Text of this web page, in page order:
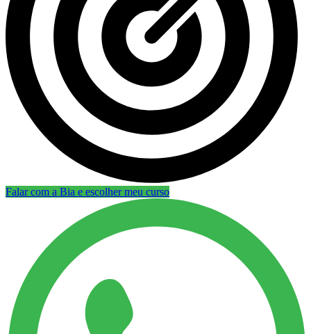
Falar com a Bia e escolher meu curso